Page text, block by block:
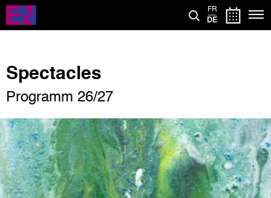
Direkt
zum
Inhalt
FR
DE
Spectacles
Programm 26/27